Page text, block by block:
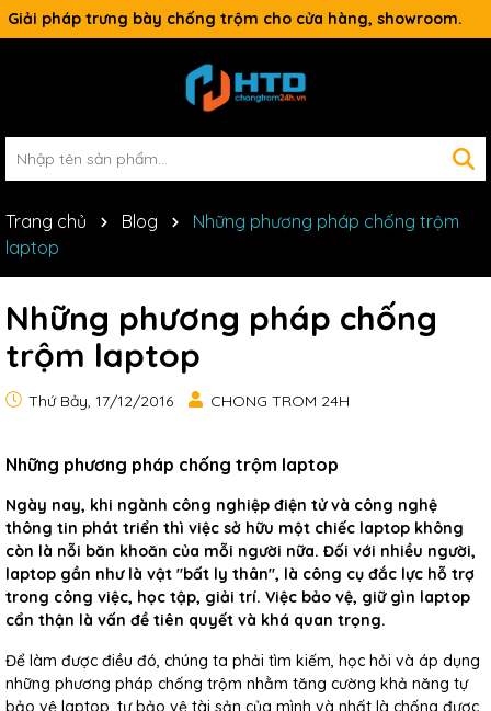
Giải pháp trưng bày chống trộm cho cửa hàng, showroom.
Trang chủ Blog
Những phương pháp chống trộm
laptop
Những phương pháp chống
trộm laptop
Thứ Bảy, 17/12/2016 CHONG TROM 24H
Những phương pháp chống trộm laptop
Ngày nay, khi ngành công nghiệp điện tử và công nghệ
thông tin phát triển thì việc sở hữu một chiếc laptop không
còn là nỗi băn khoăn của mỗi người nữa. Đối với nhiều người,
laptop gần như là vật "bất ly thân", là công cụ đắc lực hỗ trợ
trong công việc, học tập, giải trí. Việc bảo vệ, giữ gìn laptop
cẩn thận là vấn đề tiên quyết và khá quan trọng.
Để làm được điều đó, chúng ta phải tìm kiếm, học hỏi và áp dụng
những phương pháp chống trộm nhằm tăng cường khả năng tự
bảo vệ laptop, tự bảo vệ tài sản của mình và nhất là chống được